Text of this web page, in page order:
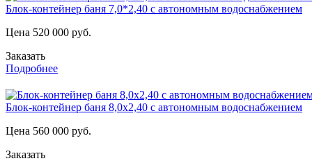
Блок-контейнер баня 7,0*2,40 с автономным водоснабжением
Цена 520 000 руб.
Заказать
Подробнее
Блок-контейнер баня 8,0х2,40 с автономным водоснабжением
Цена 560 000 руб.
Заказать